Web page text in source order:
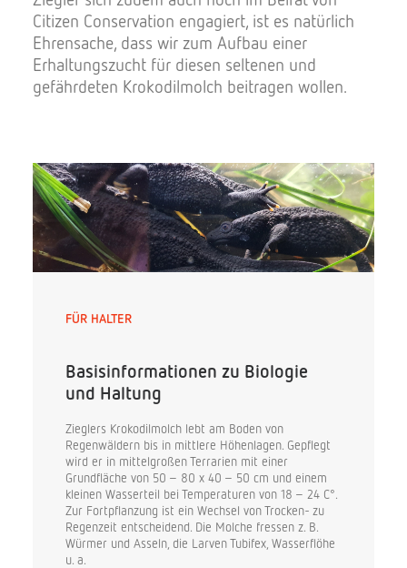
Citizen Conservation engagiert, ist es natürlich
Ehrensache, dass wir zum Aufbau einer
Erhaltungszucht für diesen seltenen und
gefährdeten Krokodilmolch beitragen wollen.
FÜR HALTER
Basisinformationen zu Biologie
und Haltung
Zieglers Krokodilmolch lebt am Boden von
Regenwäldern bis in mittlere Höhenlagen. Gepflegt
wird er in mittelgroßen Terrarien mit einer
Grundfläche von 50 – 80 x 40 – 50 cm und einem
kleinen Wasserteil bei Temperaturen von 18 – 24 C°.
Zur Fortpflanzung ist ein Wechsel von Trocken- zu
Regenzeit entscheidend. Die Molche fressen z. B.
Würmer und Asseln, die Larven Tubifex, Wasserflöhe
u. a.